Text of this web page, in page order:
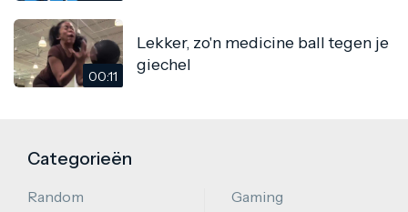
00:11
Lekker, zo'n medicine ball tegen je
giechel
Categorieën
Random
Gaming